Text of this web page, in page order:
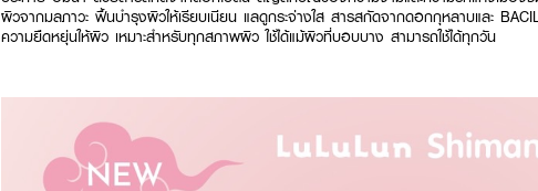
ผิวจากมลภาวะ ฟื้นบำรุงผิวให้เรียบเนียน แลดูกระจ่างใส สารสกัดจากดอกกุหลาบและ
ความยืดหยุ่นให้ผิว เหมาะสำหรับทุกสภาพผิว ใช้ได้แม้ผิวที่บอบบาง สามารถใช้ได้ทุกวัน